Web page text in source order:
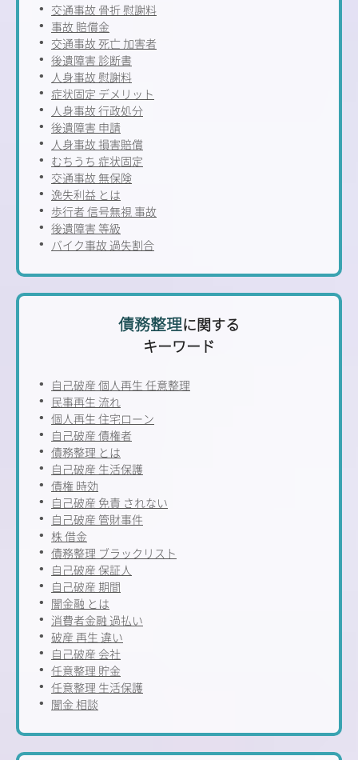
交通事故 骨折 慰謝料
事故 賠償金
交通事故 死亡 加害者
後遺障害 診断書
人身事故 慰謝料
症状固定 デメリット
人身事故 行政処分
後遺障害 申請
人身事故 損害賠償
むちうち 症状固定
交通事故 無保険
逸失利益 とは
歩行者 信号無視 事故
後遺障害 等級
バイク事故 過失割合
債務整理に関する
キーワード
自己破産 個人再生 任意整理
民事再生 流れ
個人再生 住宅ローン
自己破産 債権者
債務整理 とは
自己破産 生活保護
債権 時効
自己破産 免責 されない
自己破産 管財事件
株 借金
債務整理 ブラックリスト
自己破産 保証人
自己破産 期間
闇金融 とは
消費者金融 過払い
破産 再生 違い
自己破産 会社
任意整理 貯金
任意整理 生活保護
闇金 相談